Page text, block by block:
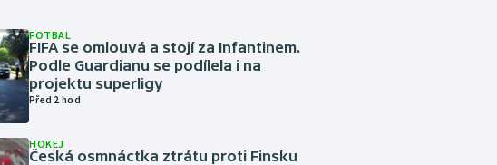
FOTBAL
FIFA se omlouvá a stojí za Infantinem.
Podle Guardianu se podílela i na
projektu superligy
Před 2 hod
HOKEJ
Česká osmnáctka ztrátu proti Finsku